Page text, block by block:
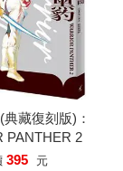
藏復刻版)：
PANTHER 2
395 元